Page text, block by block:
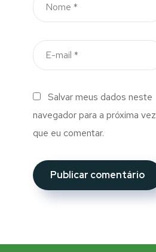
Salvar meus dados neste
navegador para a próxima vez
que eu comentar.